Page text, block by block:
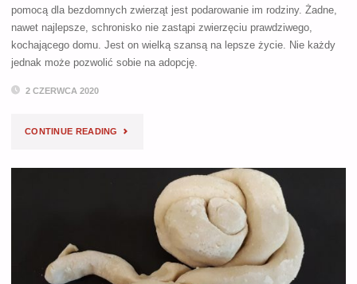
pomocą dla bezdomnych zwierząt jest podarowanie im rodziny. Żadne,
nawet najlepsze, schronisko nie zastąpi zwierzęciu prawdziwego,
kochającego domu. Jest on wielką szansą na lepsze życie. Nie każdy
jednak może pozwolić sobie na adopcję.
2 CZERWCA 2020
CONTINUE READING "LETNIA
ZWIERZAKÓW
POTRZEBIE"